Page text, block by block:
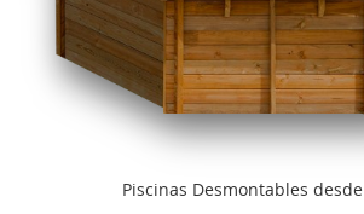
Piscinas Desmontables desde